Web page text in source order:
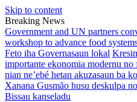
Skip to content
Breaking News
Government and UN partners
workshop to advance food
Feto iha Governasaun lokal
importante ekonomia modernu no
nian ne’ebé hetan akuzasaun ba
Xanana Gusmão husu deskulpa
Bissau kanseladu